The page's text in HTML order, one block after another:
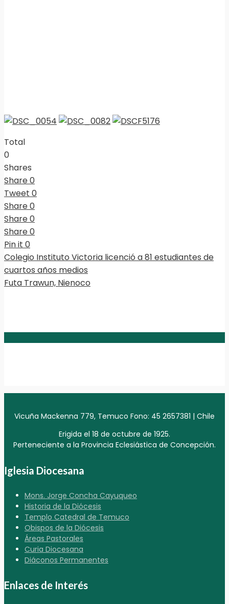
Total
0
Shares
Share0
Tweet 0
Share0
Share0
Share0
Pin it 0
Colegio Instituto Victoria licenció a 81 estudiantes de
cuartos años medios
Futa Trawun, Nienoco
Vicuña Mackenna 779, Temuco Fono: 45 2657381 | Chile
Erigida el 18 de octubre de 1925.
Perteneciente a la Provincia Eclesiástica de Concepción.
Iglesia Diocesana
Mons. Jorge Concha Cayuqueo
Historia de la Diócesis
Templo Catedral de Temuco
Obispos de la Diócesis
Áreas Pastorales
Curia Diocesana
Diáconos Permanentes
Enlaces de Interés